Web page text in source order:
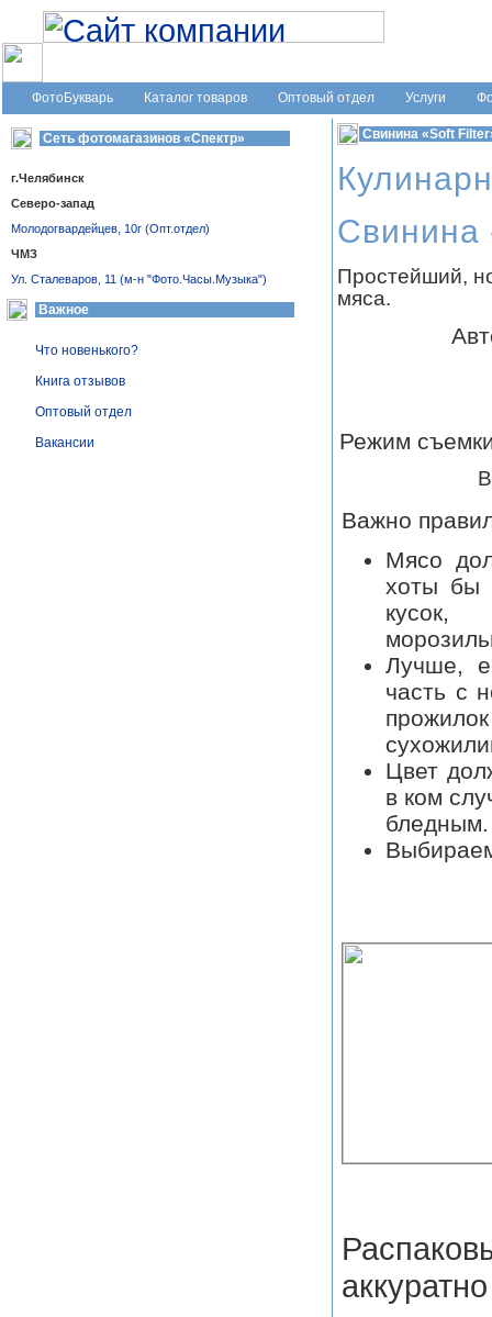
ФотоБукварь Каталог товаров Оптовый отдел Услуги
Сеть фотомагазинов «Спектр»
г.Челябинск
Северо-запад
Молодогвардейцев, 10г (Опт.отдел)
ЧМЗ
Ул. Сталеваров, 11 (м-н "Фото.Часы.Музыка")
Важное
Что новенького?
Книга отзывов
Оптовый отдел
Вакансии
Свинина «Soft
Свинина
Простейший,
мяса.
Режим
Важно
Мясо
хоты бы
Лучше,
часть с
Цвет
в ком
бледным.